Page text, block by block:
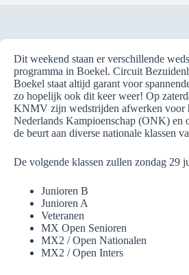
Dit weekend staan er verschillende
programma in Boekel. Circuit
Boekel staat altijd garant voor
zo hopelijk ook dit keer weer! Op
KNMV zijn wedstrijden afwerken voor
Nederlands Kampioenschap (ONK) en
de beurt aan diverse nationale klassen
De volgende klassen zullen zondag 29
Junioren B
Junioren A
Veteranen
MX Open Senioren
MX2 / Open Nationalen
MX2 / Open Inters